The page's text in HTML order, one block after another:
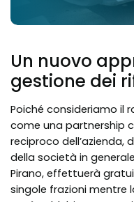
Un nuovo
gestione
Poiché consideriamo il
come una partnership
reciproco dell’azienda,
della società in
Pirano, effettuerà
singole frazioni mentre